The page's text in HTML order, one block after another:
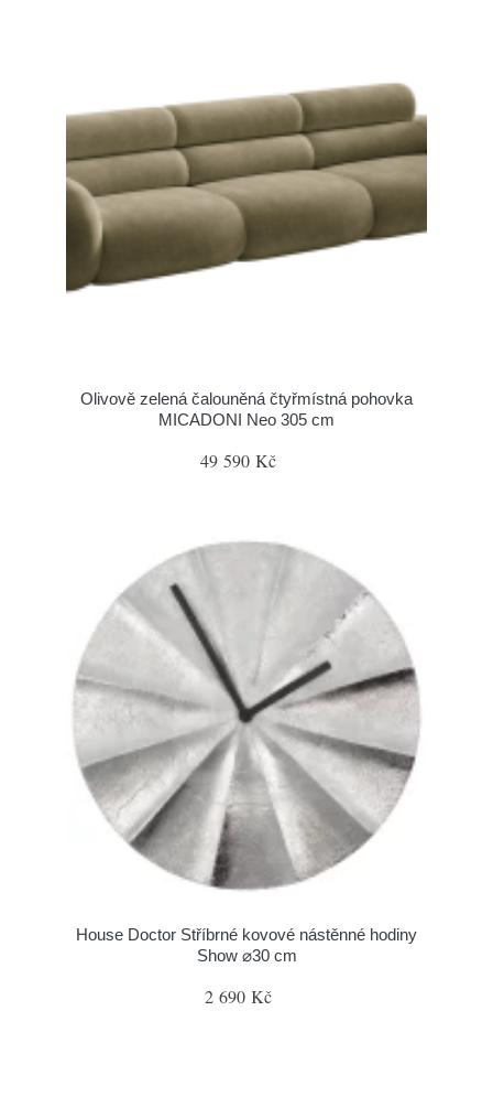
Olivově zelená čalouněná čtyřmístná pohovka
MICADONI Neo 305 cm
49 590 Kč
House Doctor Stříbrné kovové nástěnné hodiny
Show ⌀30 cm
2 690 Kč